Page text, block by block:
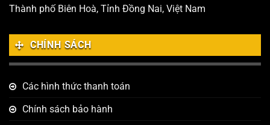
Thành phố Biên Hoà, Tỉnh Đồng Nai, Việt Nam
CHÍNH SÁCH
Các hình thức thanh toán
Chính sách bảo hành